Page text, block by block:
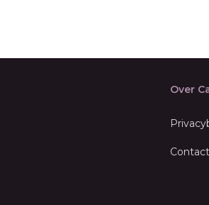
Over
Contact